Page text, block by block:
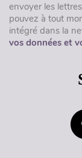
envoyer les
pouvez à tout
intégré dans la
vos données et